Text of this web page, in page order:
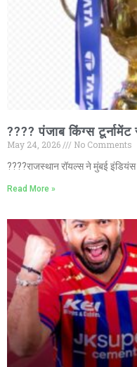
???? पंजाब किंग्स टूर्नामेंट
May 24, 2026
No Comments
????राजस्थान रॉयल्स ने मुंबई
Read More »